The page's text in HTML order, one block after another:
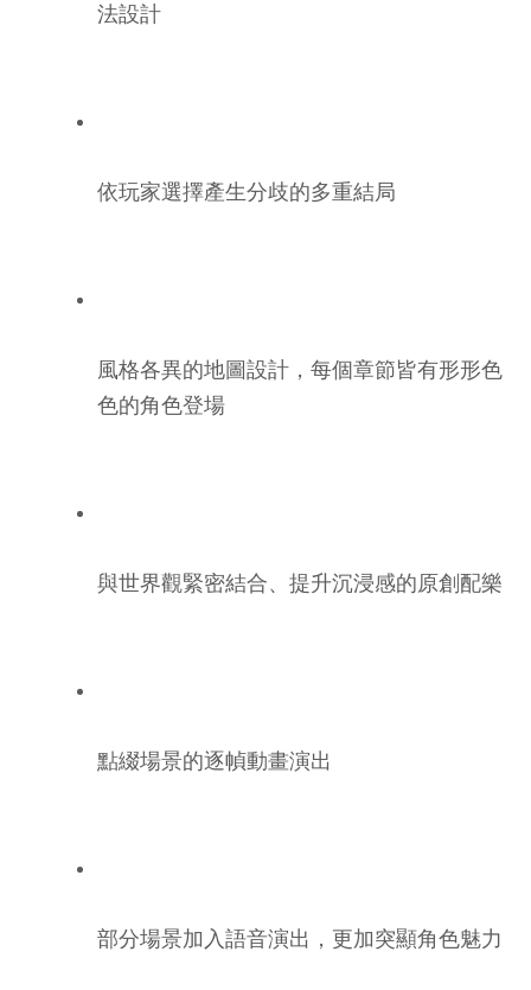
法設計
依玩家選擇產生分歧的多重結局
風格各異的地圖設計，每個章節皆有形形色
色的角色登場
與世界觀緊密結合、提升沉浸感的原創配樂
點綴場景的逐幀動畫演出
部分場景加入語音演出，更加突顯角色魅力